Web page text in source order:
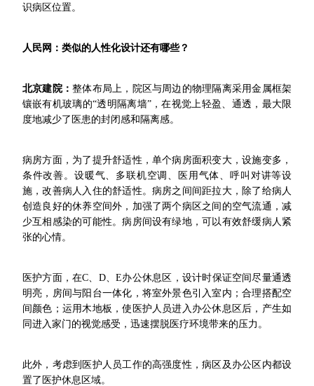
识病区位置。
人民网：类似的人性化设计还有哪些？
北京建院：整体布局上，院区与周边的物理隔离采用金属框架
镶嵌有机玻璃的“透明隔离墙”，在视觉上轻盈、通透，最大限
度地减少了医患的封闭感和隔离感。
病房方面，为了提升舒适性，单个病房面积变大，设施变多，
条件改善。设暖气、多联机空调、医用气体、呼叫对讲等设
施，改善病人入住的舒适性。病房之间间距拉大，除了给病人
创造良好的休养空间外，加强了两个病区之间的空气流通，减
少互相感染的可能性。病房间设有绿地，可以有效舒缓病人紧
张的心情。
医护方面，在C、D、E办公休息区，设计时保证空间尽量通透
明亮，房间与阳台一体化，将室外景色引入室内；合理搭配空
间颜色；运用木地板，使医护人员进入办公休息区后，产生如
同进入家门的视觉感受，迅速摆脱医疗环境带来的压力。
此外，考虑到医护人员工作的高强度性，病区及办公区内都设
置了医护休息区域。